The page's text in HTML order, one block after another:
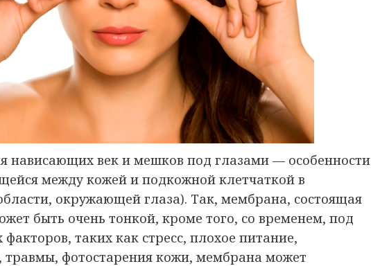
нависающих век и мешков под глазами — особенности
между кожей и подкожной клетчаткой в
окружающей глаза). Так, мембрана, состоящая
быть очень тонкой, кроме того, со временем, под
таких как стресс, плохое питание,
фотостарения кожи, мембрана может